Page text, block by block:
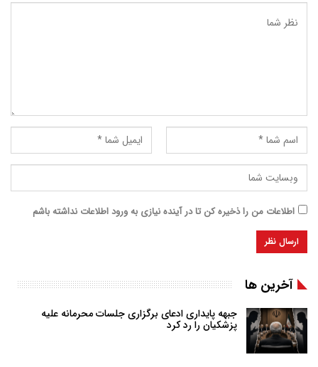
اطلاعات من را ذخیره کن تا در آینده نیازی به ورود اطلاعات نداشته باشم
آخرین ها
جبهه پایداری ادعای برگزاری جلسات محرمانه علیه
پزشکیان را رد کرد